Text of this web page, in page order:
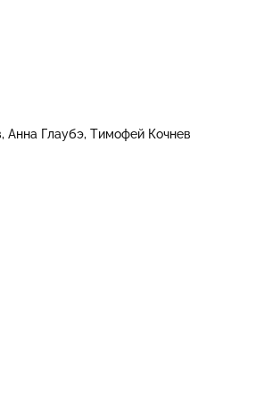
Анна Глаубэ Тимофей Кочнев